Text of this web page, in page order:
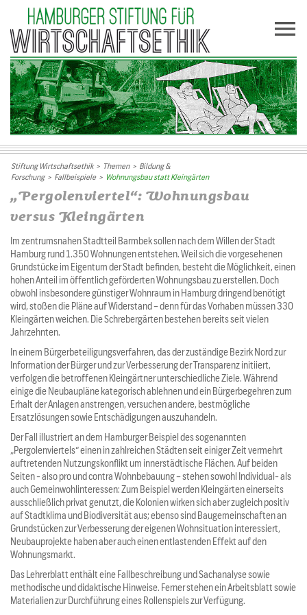
Stiftung Wirtschaftsethik> Themen> Bildung &
Forschung> Fallbeispiele> Wohnungsbau statt Kleingärten
„Pergolenviertel“: Wohnungsbau
versus Kleingärten
Im zentrumsnahen Stadtteil Barmbek sollen nach dem Willen der Stadt
Hamburg rund 1.350 Wohnungen entstehen. Weil sich die vorgesehenen
Grundstücke im Eigentum der Stadt befinden, besteht die Möglichkeit, einen
hohen Anteil im öffentlich geförderten Wohnungsbau zu erstellen. Doch
obwohl insbesondere günstiger Wohnraum in Hamburg dringend benötigt
wird, stoßen die Pläne auf Widerstand – denn für das Vorhaben müssen 330
Kleingärten weichen. Die Schrebergärten bestehen bereits seit vielen
Jahrzehnten.
In einem Bürgerbeteiligungsverfahren, das der zuständige Bezirk Nord zur
Information der Bürger und zur Verbesserung der Transparenz initiiert,
verfolgen die betroffenen Kleingärtner unterschiedliche Ziele. Während
einige die Neubaupläne kategorisch ablehnen und ein Bürgerbegehren zum
Erhalt der Anlagen anstrengen, versuchen andere, bestmögliche
Ersatzlösungen sowie Entschädigungen auszuhandeln.
Der Fall illustriert an dem Hamburger Beispiel des sogenannten
„Pergolenviertels“ einen in zahlreichen Städten seit einiger Zeit vermehrt
auftretenden Nutzungskonflikt um innerstädtische Flächen. Auf beiden
Seiten - also pro und contra Wohnbebauung – stehen sowohl Individual- als
auch Gemeinwohlinteressen: Zum Beispiel werden Kleingärten einerseits
ausschließlich privat genutzt, die Kolonien wirken sich aber zugleich positiv
auf Stadtklima und Biodiversität aus; ebenso sind Baugemeinschaften an
Grundstücken zur Verbesserung der eigenen Wohnsituation interessiert,
Neubauprojekte haben aber auch einen entlastenden Effekt auf den
Wohnungsmarkt.
Das Lehrerblatt enthält eine Fallbeschreibung und Sachanalyse sowie
methodische und didaktische Hinweise. Ferner stehen ein Arbeitsblatt sowie
Materialien zur Durchführung eines Rollenspiels zur Verfügung.